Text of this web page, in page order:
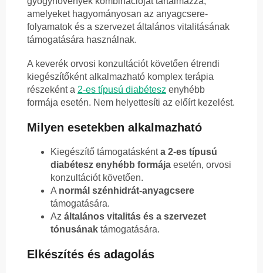
amelyeket hagyományosan az anyagcsere-
folyamatok és a szervezet általános vitalitásának
támogatására használnak.
A keverék orvosi konzultációt követően étrendi
kiegészítőként alkalmazható komplex terápia
részeként a 2-es típusú diabétesz enyhébb
formája esetén. Nem helyettesíti az előírt kezelést.
Milyen esetekben alkalmazható
Kiegészítő támogatáskénta 2-es típusú
diabétesz enyhébb formája esetén, orvosi
konzultációt követően.
A normál szénhidrát-anyagcsere
támogatására.
Az általános vitalitás és a szervezet
tónusának támogatására.
Elkészítés és adagolás